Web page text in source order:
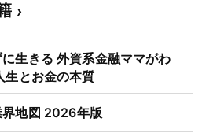
生きる 外資系金融ママがわ
生とお金の本質
界地図 2026年版